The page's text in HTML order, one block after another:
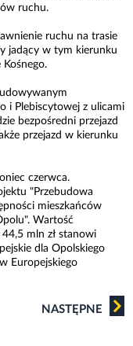
ruchu.
ruchu na trasie
jadący w tym kierunku
Kośnego.
i Plebiscytowej z ulicami
bezpośredni przejazd
przejazd w kierunku
czerwca.
"Przebudowa
mieszkańców
Wartość
mln zł stanowi
dla Opolskiego
Europejskiego
NASTĘPNE